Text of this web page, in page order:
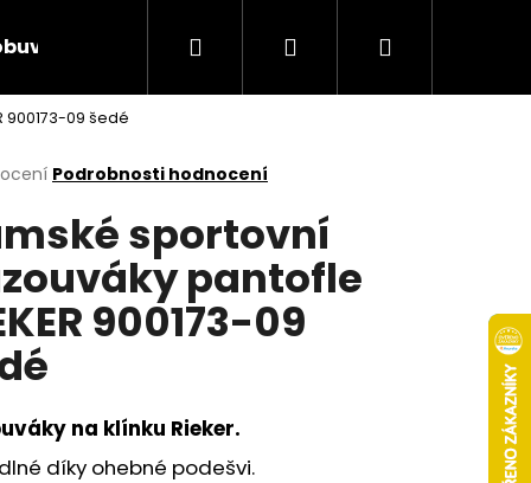
Rieker Výprodej AKCE týdne
Hledat PřihlášeníNákupní
900173-09 šedé
Podrobnosti hodnocení
sportovní
pantofle
900173-09
na klínku Rieker.
díky ohebné podešvi.